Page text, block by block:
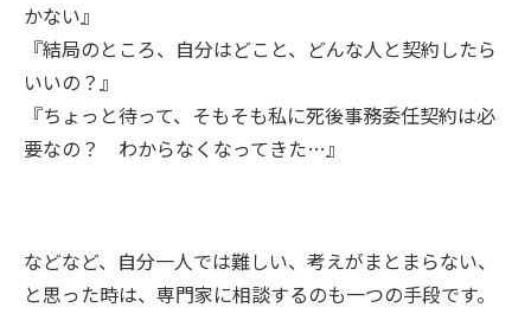
かない』
『結局のところ、自分はどこと、どんな人と契約したら
いいの？』
『ちょっと待って、そもそも私に死後事務委任契約は必
要なの？ わからなくなってきた…』
などなど、自分一人では難しい、考えがまとまらない、
と思った時は、専門家に相談するのも一つの手段です。